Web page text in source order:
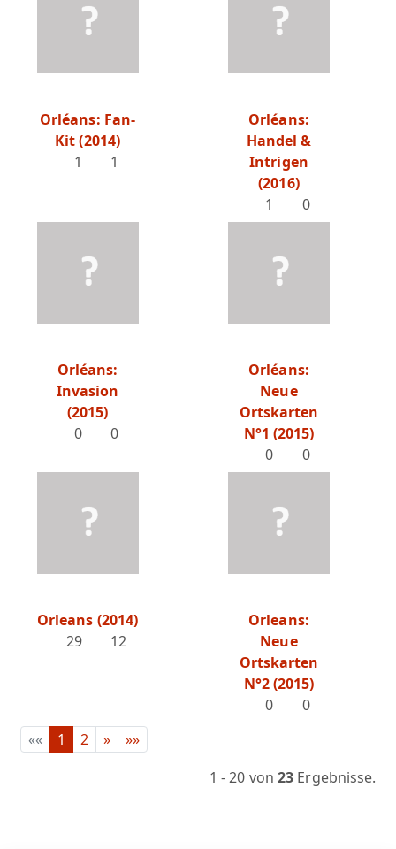
Orléans: Fan-
Kit (2014)
1
1
Orléans:
Handel &
Intrigen
(2016)
1
0
Orléans:
Invasion
(2015)
0
0
Orléans:
Neue
Ortskarten
N°1 (2015)
0
0
Orleans (2014)
29
12
Orleans:
Neue
Ortskarten
N°2 (2015)
0
0
««
1 2 »
»»
1 - 20 von23 Ergebnisse.